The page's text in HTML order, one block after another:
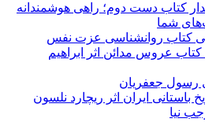
کتاب دست دوم؛ راهی هوشمندانه
شما
کتاب روانشناسی عزت نفس
کتاب عروس مدائن اثر ابراهیم
رسول جعفریان
باستانی ایران اثر ریچارد نلسون
نیا